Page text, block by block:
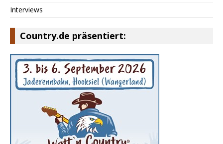
Interviews
Country.de präsentiert: